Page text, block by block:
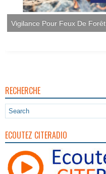
Vigilance Pour Feux De Forêt
RECHERCHE
ECOUTEZ CITERADIO